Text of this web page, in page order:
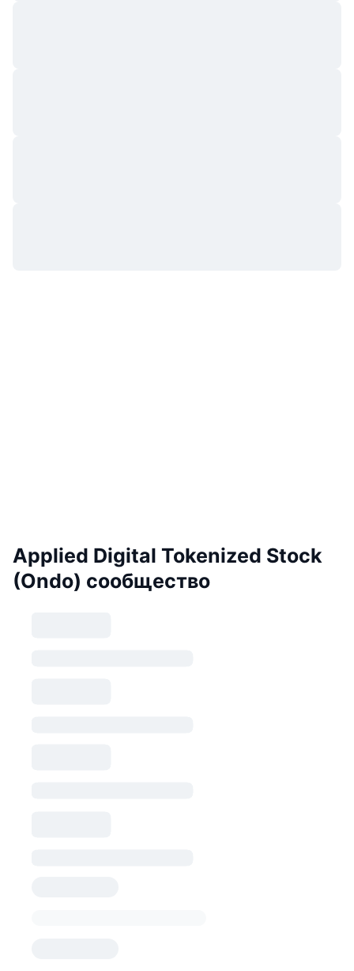
Applied Digital Tokenized Stock
(Ondo) сообщество